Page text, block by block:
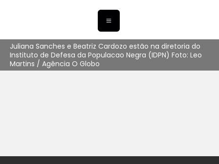
Juliana Sanches e Beatriz Cardozo estão na diretoria do
Instituto de Defesa da Populacao Negra (IDPN) Foto: Leo
Martins / Agência O Globo